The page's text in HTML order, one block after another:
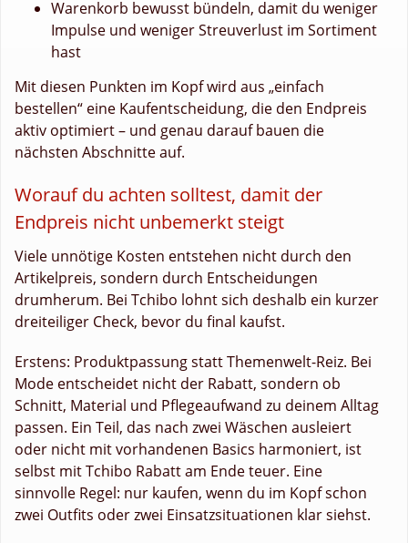
Warenkorb bewusst bündeln, damit du weniger
Impulse und weniger Streuverlust im Sortiment
hast
Mit diesen Punkten im Kopf wird aus „einfach
bestellen“ eine Kaufentscheidung, die den Endpreis
aktiv optimiert – und genau darauf bauen die
nächsten Abschnitte auf.
Worauf du achten solltest, damit der
Endpreis nicht unbemerkt steigt
Viele unnötige Kosten entstehen nicht durch den
Artikelpreis, sondern durch Entscheidungen
drumherum. Bei Tchibo lohnt sich deshalb ein kurzer
dreiteiliger Check, bevor du final kaufst.
Erstens: Produktpassung statt Themenwelt-Reiz. Bei
Mode entscheidet nicht der Rabatt, sondern ob
Schnitt, Material und Pflegeaufwand zu deinem Alltag
passen. Ein Teil, das nach zwei Wäschen ausleiert
oder nicht mit vorhandenen Basics harmoniert, ist
selbst mit Tchibo Rabatt am Ende teuer. Eine
sinnvolle Regel: nur kaufen, wenn du im Kopf schon
zwei Outfits oder zwei Einsatzsituationen klar siehst.